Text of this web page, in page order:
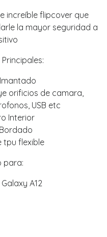
increíble flipcover que
la mayor seguridad a
orificios de camara,
USB etc
Interior
tpu flexible
para:
A12